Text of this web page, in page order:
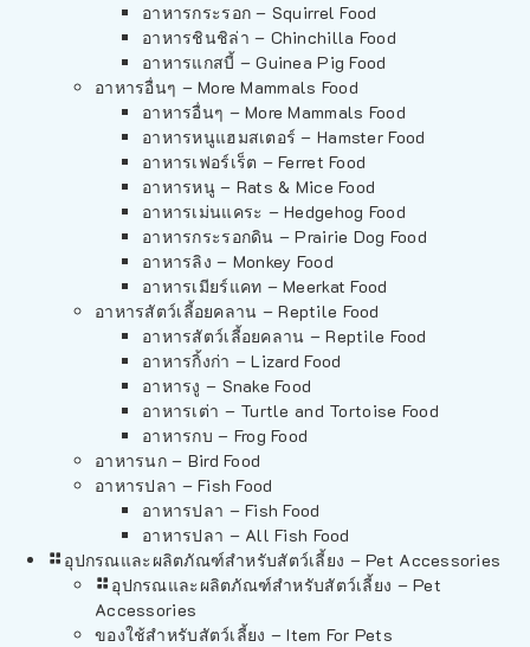
อาหารกระรอก – Squirrel Food
อาหารชินชิล่า – Chinchilla Food
อาหารแกสบี้ – Guinea Pig Food
อาหารอื่นๆ – More Mammals Food
อาหารอื่นๆ – More Mammals Food
อาหารหนูแฮมสเตอร์ – Hamster Food
อาหารเฟอร์เร็ต – Ferret Food
อาหารหนู – Rats & Mice Food
อาหารเม่นแคระ – Hedgehog Food
อาหารกระรอกดิน – Prairie Dog Food
อาหารลิง – Monkey Food
อาหารเมียร์แคท – Meerkat Food
อาหารสัตว์เลี้อยคลาน – Reptile Food
อาหารสัตว์เลี้อยคลาน – Reptile Food
อาหารกิ้งก่า – Lizard Food
อาหารงู – Snake Food
อาหารเต่า – Turtle and Tortoise Food
อาหารกบ – Frog Food
อาหารนก – Bird Food
อาหารปลา – Fish Food
อาหารปลา – Fish Food
อาหารปลา – All Fish Food
อุปกรณและผลิตภัณฑ์สำหรับสัตว์เลี้ยง – Pet Accessories
อุปกรณและผลิตภัณฑ์สำหรับสัตว์เลี้ยง – Pet
Accessories
ของใช้สำหรับสัตว์เลี้ยง – Item For Pets